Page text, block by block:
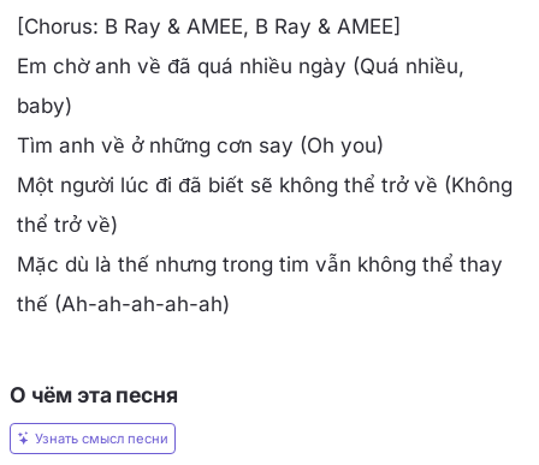
[Chorus: B Ray & AMEE, B Ray & AMEE]
Em chờ anh về đã quá nhiều ngày (Quá nhiều,
baby)
Tìm anh về ở những cơn say (Oh you)
Một người lúc đi đã biết sẽ không thể trở về (Không
thể trở về)
Mặc dù là thế nhưng trong tim vẫn không thể thay
thế (Ah-ah-ah-ah-ah)
О чём эта песня
Узнать смысл песни